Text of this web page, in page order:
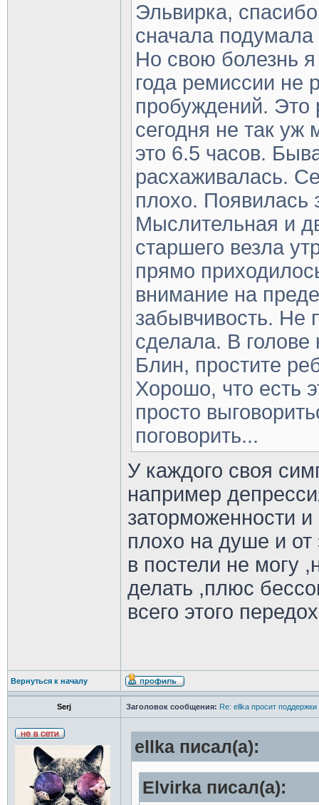
Эльвирка,
сначала подумала
Но свою болезнь
года ремиссии не
пробуждений. Это
сегодня не так уж
это 6.5 часов.
расхаживалась.
плохо. Появилась
Мыслительная и
старшего везла
прямо
внимание на
забывчивость. Не
сделала. В голове
Блин, простите
Хорошо, что есть
просто
поговорить...
У каждого своя
например
заторможенности и
плохо на душе и от
в постели не могу
делать ,плюс
всего этого
Вернуться к началу
Serj Заголовок сообщения: Re: ellka просит поддержки
ellka писал(а):
Elvirka писал(а):